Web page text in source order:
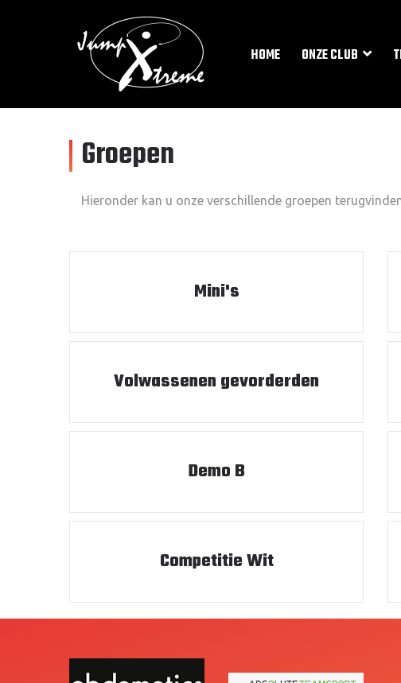
HOME ONZE CLUB
Groepen
Hieronder kan u onze verschillende groepen
Mini's
Volwassenen gevorderden
Demo B
Competitie Wit